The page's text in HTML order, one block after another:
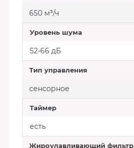
650 м³/ч
Уровень шума
52-66 дБ
Тип управления
сенсорное
Таймер
есть
Жироулавливающий фильтр